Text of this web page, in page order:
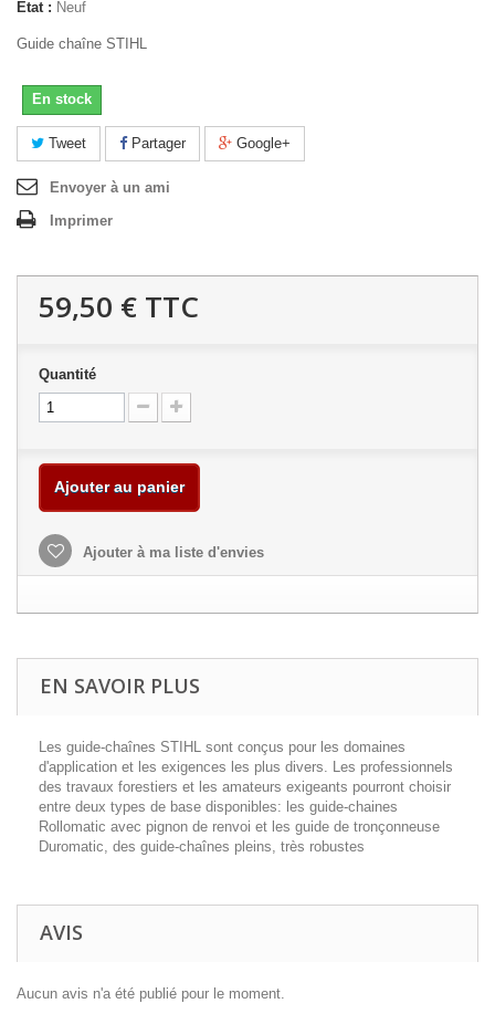
État : Neuf
Guide chaîne STIHL
En stock
Tweet Partager Google+
Envoyer à un ami
Imprimer
59,50 € TTC
Quantité
Ajouter au panier
Ajouter à ma liste d'envies
EN SAVOIR PLUS
Les guide-chaînes STIHL sont conçus pour les domaines
d'application et les exigences les plus divers. Les professionnels
des travaux forestiers et les amateurs exigeants pourront choisir
entre deux types de base disponibles: les guide-chaines
Rollomatic avec pignon de renvoi et les guide de tronçonneuse
Duromatic, des guide-chaînes pleins, très robustes
AVIS
Aucun avis n'a été publié pour le moment.